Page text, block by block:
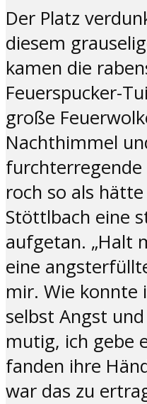
Der Platz
diesem
kamen die
Feuerspucker-
große
Nachthimmel
furchterregende
roch so als
Stöttlbach eine
aufgetan. „Halt
eine
mir. Wie konnte
selbst Angst
mutig, ich gebe
fanden ihre
war das zu